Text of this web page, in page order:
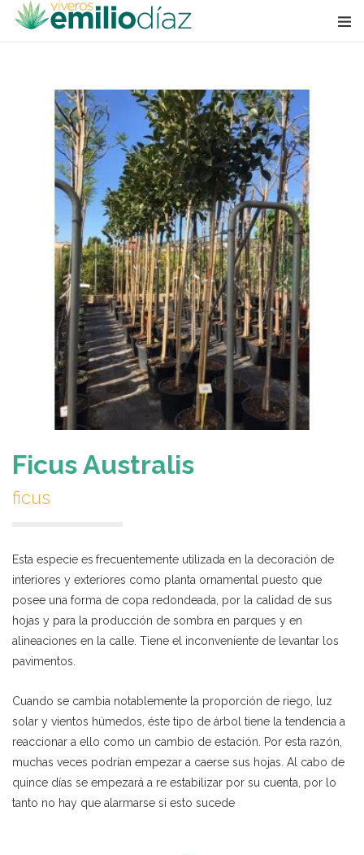
Ficus Australis
ficus
Esta especie es frecuentemente utilizada en la decoración de
interiores y exteriores como planta ornamental puesto que
posee una forma de copa redondeada, por la calidad de sus
hojas y para la producción de sombra en parques y en
alineaciones en la calle. Tiene el inconveniente de levantar los
pavimentos.
Cuando se cambia notablemente la proporción de riego, luz
solar y vientos húmedos, éste tipo de árbol tiene la tendencia a
reaccionar a ello como un cambio de estación. Por esta razón,
muchas veces podrían empezar a caerse sus hojas. Al cabo de
quince días se empezará a re estabilizar por su cuenta, por lo
tanto no hay que alarmarse si esto sucede